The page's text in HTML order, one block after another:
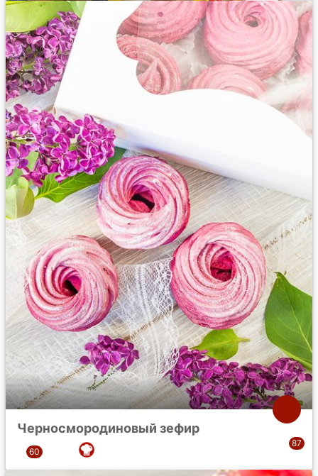
Черносмородиновый зефир